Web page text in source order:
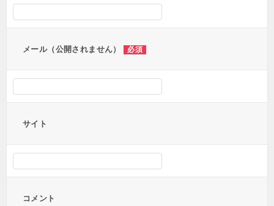
メール（公開されません） 必須
サイト
コメント